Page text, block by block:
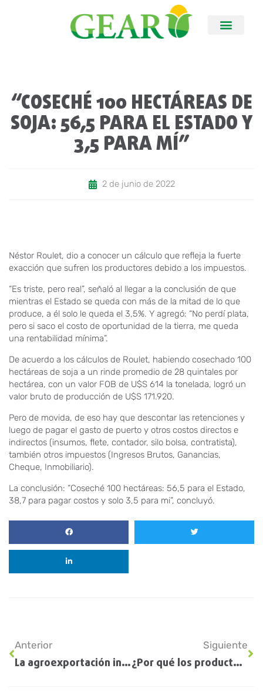
“COSECHÉ 100 HECTÁREAS DE
SOJA: 56,5 PARA EL ESTADO Y
3,5 PARA MÍ”
2 de junio de 2022
Néstor Roulet, dio a conocer un cálculo que refleja la fuerte
exacción que sufren los productores debido a los impuestos.
“Es triste, pero real”, señaló al llegar a la conclusión de que
mientras el Estado se queda con más de la mitad de lo que
produce, a él solo le queda el 3,5%. Y agregó: “No perdí plata,
pero si saco el costo de oportunidad de la tierra, me queda
una rentabilidad mínima”.
De acuerdo a los cálculos de Roulet, habiendo cosechado 100
hectáreas de soja a un rinde promedio de 28 quintales por
hectárea, con un valor FOB de U$S 614 la tonelada, logró un
valor bruto de producción de U$S 171.920.
Pero de movida, de eso hay que descontar las retenciones y
luego de pagar el gasto de puerto y otros costos directos e
indirectos (insumos, flete, contador, silo bolsa, contratista),
también otros impuestos (Ingresos Brutos, Ganancias,
Cheque, Inmobiliario).
La conclusión: “Coseché 100 hectáreas: 56,5 para el Estado,
38,7 para pagar costos y solo 3,5 para mi”, concluyó.
Anterior
La agroexportación ingresó más de 4.200 millones de dólares en mayo
Siguiente
¿Por qué los productores se vuelcan a la soja de primera?